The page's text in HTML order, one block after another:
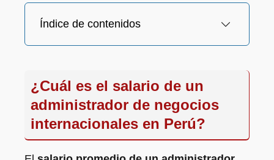
Índice de contenidos
¿Cuál es el salario de un
administrador de negocios
internacionales en Perú?